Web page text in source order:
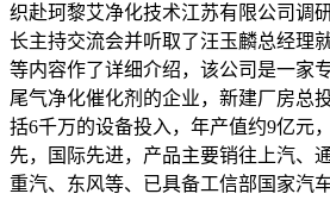
织赴珂黎艾净化技术江苏有限公司调
长主持交流会并听取了汪玉麟总经理
等内容作了详细介绍，该公司是一家
尾气净化催化剂的企业，新建厂房总
括6千万的设备投入，年产值约9亿元
先，国际先进，产品主要销往上汽、
重汽、东风等、已具备工信部国家汽